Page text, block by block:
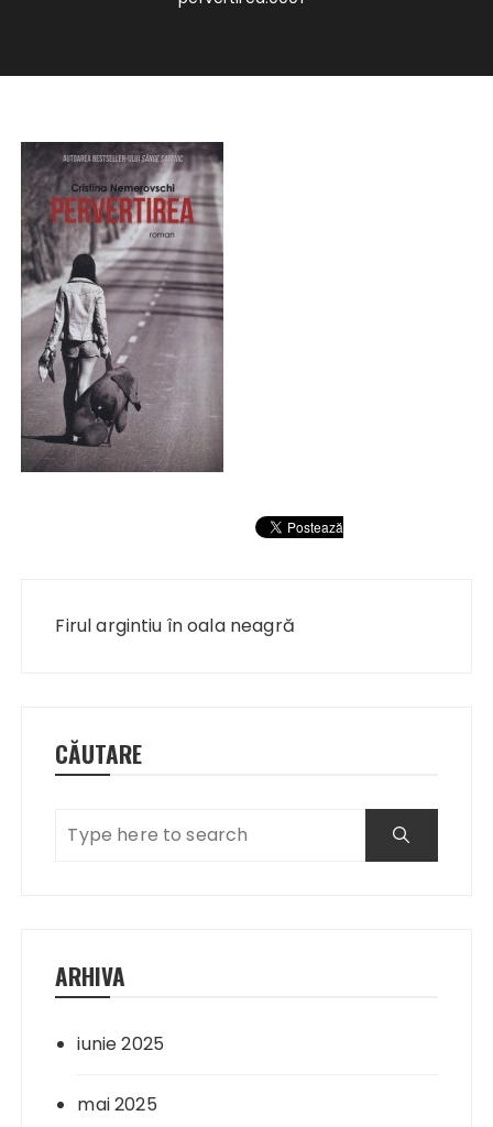
Firul argintiu în oala neagră
CĂUTARE
ARHIVA
iunie 2025
mai 2025